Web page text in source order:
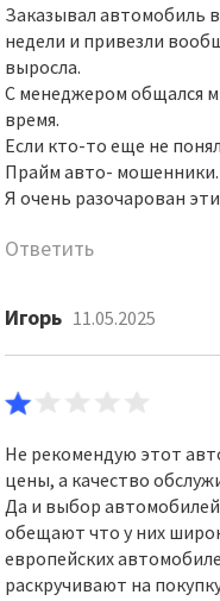
Заказывал автомобиль
недели и привезли
выросла.
С менеджером общался
время.
Если кто-то еще не
Прайм авто- мошенники.
Я очень разочарован
Ответить
Игорь 11.05.2025
Не рекомендую этот
цены, а качество
Да и выбор автомобилей
обещают что у них
европейских
раскручивают на